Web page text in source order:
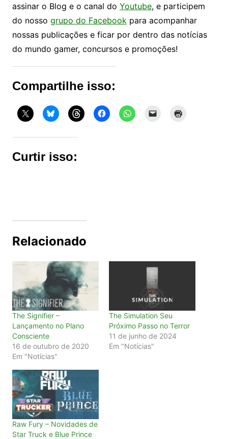
assinar o Blog e o canal do Youtube, e participem
do nosso grupo do Facebook para acompanhar
nossas publicações e ficar por dentro das notícias
do mundo gamer, concursos e promoções!
Compartilhe isso:
Curtir isso:
Relacionado
The Signifier –
Lançamento no Plano
Consciente
16 de outubro de 2020
Em "Notícias"
The Simulation Seu
Próximo Passo no Terror
11 de junho de 2024
Em "Notícias"
Raw Fury – Novidades de
Star Truck e Blue Prince